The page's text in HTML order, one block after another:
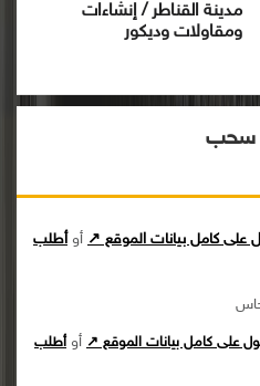
مدينة القناطر / إنشاءات
ومقاولات وديكور
| سحب
كامل بيانات الموقع ↗ أوأطلب
على كامل بيانات الموقع ↗ أوأطلب